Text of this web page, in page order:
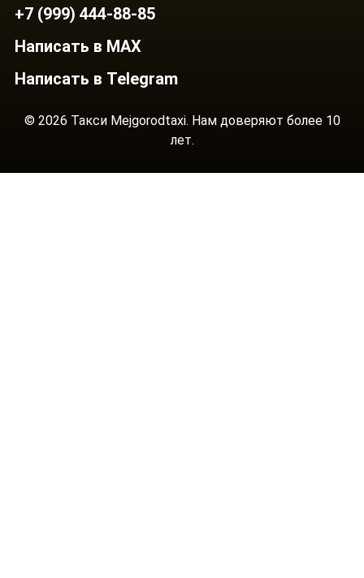
+7 (999) 444-88-85
Написать в MAX
Написать в Telegram
© 2026 Такси Mejgorodtaxi. Нам доверяют более 10
лет.